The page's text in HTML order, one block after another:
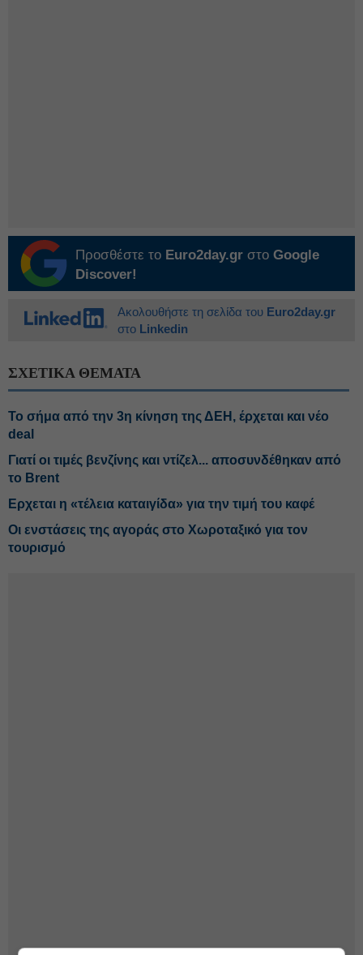
Προσθέστε το Euro2day.gr στο Google
Discover!
Ακολουθήστε τη σελίδα του Euro2day.gr
στο Linkedin
ΣΧΕΤΙΚΑ ΘΕΜΑΤΑ
Το σήμα από την 3η κίνηση της ΔΕΗ, έρχεται και νέο
deal
Γιατί οι τιμές βενζίνης και ντίζελ... αποσυνδέθηκαν από
το Brent
Ερχεται η «τέλεια καταιγίδα» για την τιμή του καφέ
Οι ενστάσεις της αγοράς στο Χωροταξικό για τον
τουρισμό